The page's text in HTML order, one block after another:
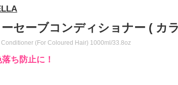
セーブコンディショナー ( カ
(For Coloured Hair) 1000ml/33.8oz
ち防止に！